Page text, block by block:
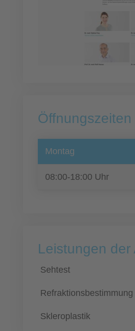
Öffnungszeiten
Montag
08:00-18:00 Uhr
Leistungen
Sehtest
Refraktionsbestimmung
Skleroplastik